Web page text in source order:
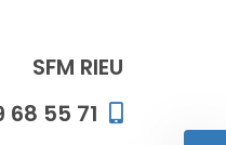
SFM RIEU
68 55 71